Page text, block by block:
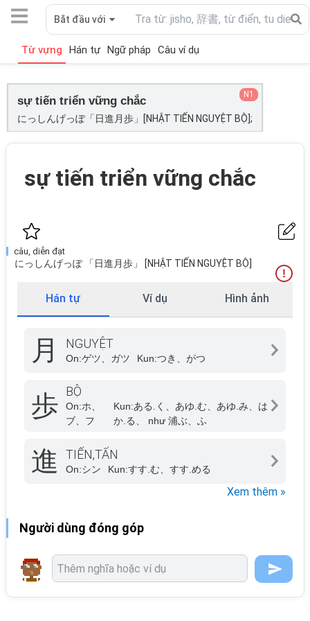
Bắt đầu với
Từ vựng Hán tự Ngữ pháp Câu ví dụ
sự tiến triển vững chắc
にっしんげっぽ「日進月歩」[NHẬT TIẾN NGUYỆT BỘ];
N1
sự tiến triển vững chắc
câu, diễn đạt
にっしんげっぽ 「日進月歩」 [NHẬT TIẾN NGUYỆT BỘ]
Hán tự Ví dụ Hình ảnh
月 NGUYỆT
On:ゲツ、ガツ Kun:つき、がつ
歩 BỘ
On:ホ、
ブ、フ
Kun:ある.く、あゆ.む、あゆ.み、は
か.る、 như 浦ぶ、ふ
進 TIẾN,TẤN
On:シン Kun:すす.む、すす.める
Xem thêm »
Người dùng đóng góp